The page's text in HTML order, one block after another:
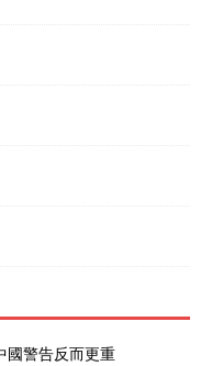
國警告反而更重